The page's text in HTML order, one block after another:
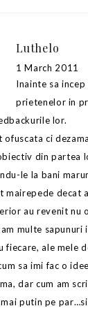
Luthelo
1 March 2011
Inainte sa
prietenelor in
lor.
ofuscata ci
din partea
le la bani
mairepede decat
au revenit nu
multe sapunuri
fiecare, ale mele
sa imi fac o
dar cum am
putin pe